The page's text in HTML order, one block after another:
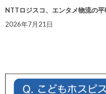
NTTロジスコ、エンタメ物流の
2026年7月21日